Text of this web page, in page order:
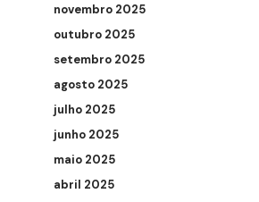
novembro 2025
outubro 2025
setembro 2025
agosto 2025
julho 2025
junho 2025
maio 2025
abril 2025